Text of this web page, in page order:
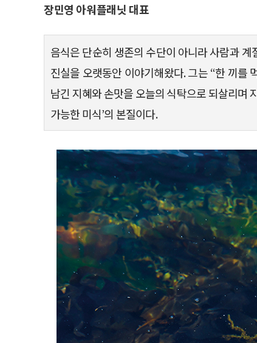
장민영 아워플래닛 대표
음식은 단순히 생존의 수단이 아니라 사람과
진실을 오랫동안 이야기해왔다. 그는 “한 끼를
남긴 지혜와 손맛을 오늘의 식탁으로 되살리며
가능한 미식’의 본질이다.